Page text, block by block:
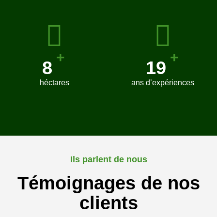
8
+
héctares
20
+
ans d’expériences
Ils parlent de nous
Témoignages de nos
clients